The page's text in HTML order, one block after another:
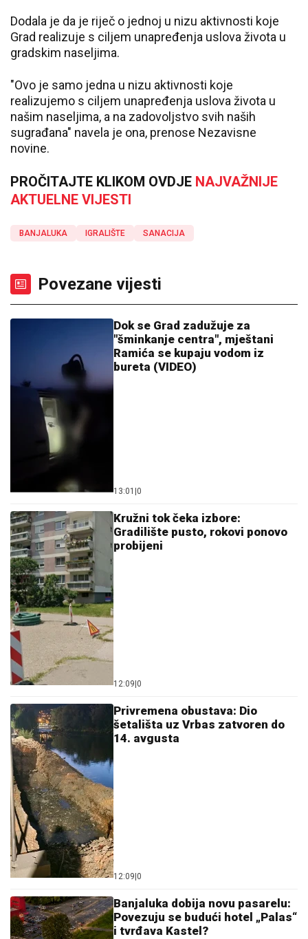
Dodala je da je riječ o jednoj u nizu aktivnosti koje
Grad realizuje s ciljem unapređenja uslova života u
gradskim naseljima.
"Ovo je samo jedna u nizu aktivnosti koje
realizujemo s ciljem unapređenja uslova života u
našim naseljima, a na zadovoljstvo svih naših
sugrađana" navela je ona, prenose Nezavisne
novine.
PROČITAJTE KLIKOM OVDJE NAJVAŽNIJE
AKTUELNE VIJESTI
BANJALUKA IGRALIŠTE SANACIJA
Povezane vijesti
Dok se Grad zadužuje za
"šminkanje centra", mještani
Ramića se kupaju vodom iz
bureta (VIDEO)
13:01 0
Kružni tok čeka izbore:
Gradilište pusto, rokovi ponovo
probijeni
12:09 0
Privremena obustava: Dio
šetališta uz Vrbas zatvoren do
14. avgusta
12:09 0
Banjaluka dobija novu pasarelu:
Povezuju se budući hotel „Palas“
i tvrđava Kastel?